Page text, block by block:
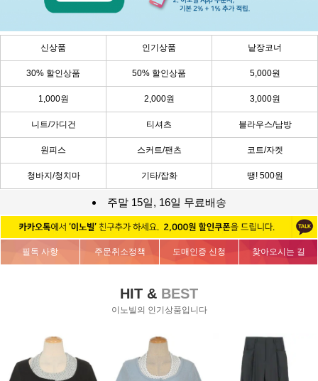
신상품 인기상품 낱장코너
30% 할인상품 50% 할인상품 5,000원
1,000원 2,000원 3,000원
니트/가디건 티셔츠 블라우스/남방
원피스 스커트/팬츠 코트/자켓
청바지/청치마 기타/잡화 땡! 500원
주말 15일, 16일 무료배송
필독 사항 주문취소정책 도매인증 신청 찾아오시는 길
HIT & BEST
이노빌의 인기상품입니다